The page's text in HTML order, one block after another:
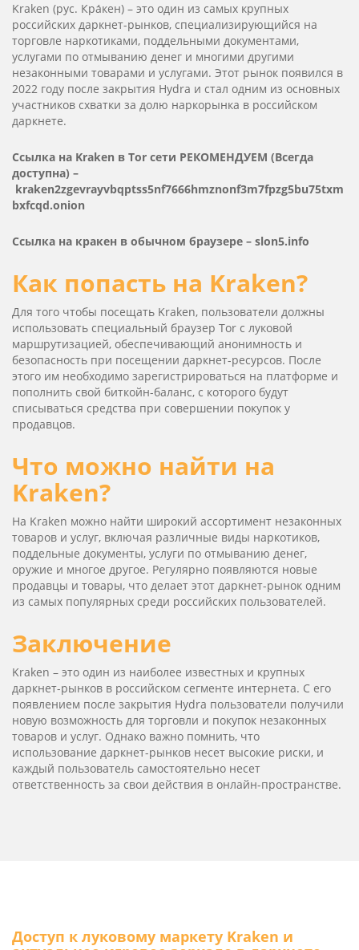
Kra­ken (рус. Кра́кен) – это один из самых крупных
российских даркнет-рынков, специализирующийся на
торговле наркотиками, поддельными документами,
услугами по отмыванию денег и многими другими
незаконными товарами и услугами. Этот рынок появился в
2022 году после закрытия Hydra и стал одним из основных
участников схватки за долю наркорынка в российском
даркнете.
Ссылка на Kra­ken в Tor сети РЕКОМЕНДУЕМ (Всегда
доступна) –
kraken2zgevrayvbqptss5nf7666hmznonf3m7fpzg5bu75txm
bxfcqd.onion
Ссылка на кракен в обычном браузере – slon5.info
Как попасть на Kraken?
Для того чтобы посещать Kra­ken, пользователи должны
использовать специальный браузер Tor с луковой
маршрутизацией, обеспечивающий анонимность и
безопасность при посещении даркнет-ресурсов. После
этого им необходимо зарегистрироваться на платформе и
пополнить свой биткойн-баланс, с которого будут
списываться средства при совершении покупок у
продавцов.
Что можно найти на
Kraken?
На Kra­ken можно найти широкий ассортимент незаконных
товаров и услуг, включая различные виды наркотиков,
поддельные документы, услуги по отмыванию денег,
оружие и многое другое. Регулярно появляются новые
продавцы и товары, что делает этот даркнет-рынок одним
из самых популярных среди российских пользователей.
Заключение
Kra­ken – это один из наиболее известных и крупных
даркнет-рынков в российском сегменте интернета. С его
появлением после закрытия Hydra пользователи получили
новую возможность для торговли и покупок незаконных
товаров и услуг. Однако важно помнить, что
использование даркнет-рынков несет высокие риски, и
каждый пользователь самостоятельно несет
ответственность за свои действия в онлайн-пространстве.
Доступ к луковому маркету Kra­ken и